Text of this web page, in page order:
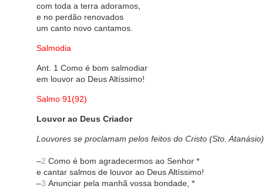
com toda a terra adoramos,
e no perdão renovados
um canto novo cantamos.
Salmodia
Ant. 1 Como é bom salmodiar
em louvor ao Deus Altíssimo!
Salmo 91(92)
Louvor ao Deus Criador
Louvores se proclamam pelos feitos do Cristo (Sto. Atanásio).
–2 Como é bom agradecermos ao Senhor *
e cantar salmos de louvor ao Deus Altíssimo!
–3 Anunciar pela manhã vossa bondade, *